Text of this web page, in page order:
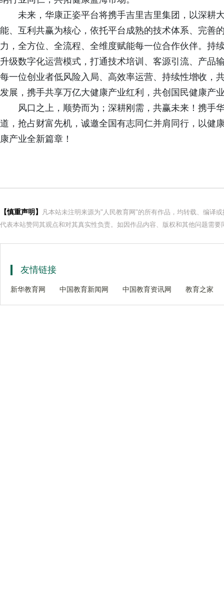
未来，华康正姿平台将携手吉里吉里集团，以深耕
能、互利共赢为核心，依托平台成熟的技术体系、完善
力，全方位、全流程、全维度赋能每一位合作伙伴。持
升级数字化运营模式，打通技术培训、客源引流、产品
每一位创业者低风险入局、高效率运营、持续性增收，
发展，携手共享万亿大健康产业红利，共创国民健康产
风口之上，顺势而为；深耕刚需，共赢未来！携手
道，抢占财富先机，诚邀全国有志同仁并肩同行，以健
康产业全新篇章！
【慎重声明】
凡本站未注明来源为"人民教育网"的所有作品，均转载、编译
代表本站赞同其观点和对其真实性负责。如因作品内容、版权和其他问题需
友情链接
新华教育网 中国教育新闻网 中国教育资讯网 教育之家